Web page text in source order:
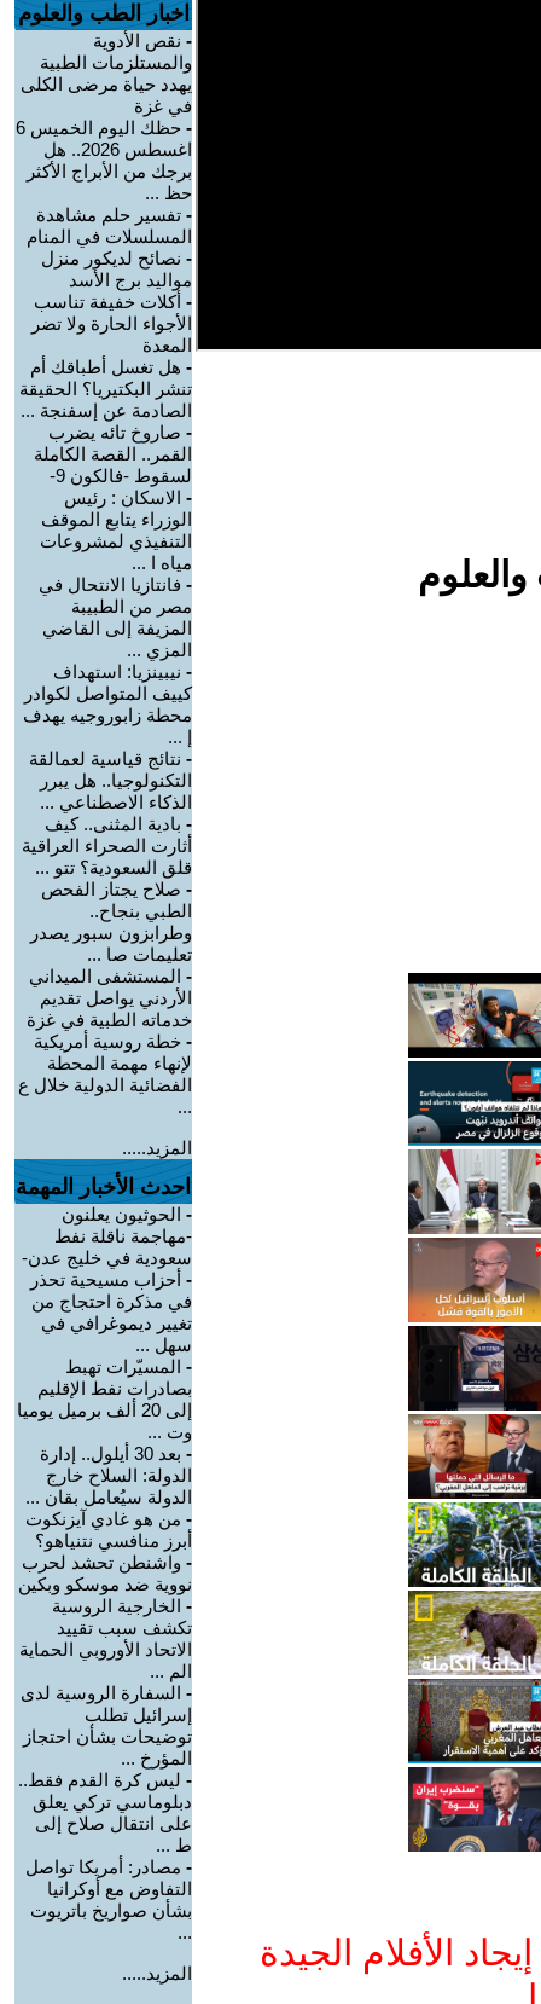
الأفلام الجيدة
اخبار الطب والعلوم
- نقص الأدوية
والمستلزمات الطبية
يهدد حياة مرضى الكلى
في غزة
-
حظك اليوم الخميس 6
اغسطس 2026.. هل
برجك من الأبراج الأكثر
حظ ...
- تفسير حلم مشاهدة
المسلسلات في المنام
- نصائح لديكور منزل
مواليد برج الأسد‎
- أكلات خفيفة تناسب
الأجواء الحارة ولا تضر
المعدة
- هل تغسل أطباقك أم
تنشر البكتيريا؟ الحقيقة
الصادمة عن إسفنجة ...
- صاروخ تائه يضرب
القمر.. القصة الكاملة
لسقوط -فالكون 9-
- الاسكان : رئيس
الوزراء يتابع الموقف
التنفيذي لمشروعات
مياه ا ...
- فانتازيا الانتحال في
مصر من الطبيبة
المزيفة إلى القاضي
المزي ...
- نيبينزيا: استهداف
كييف المتواصل لكوادر
محطة زابوروجيه يهدف
إ ...
- نتائج قياسية لعمالقة
التكنولوجيا.. هل يبرر
الذكاء الاصطناعي ...
- بادية المثنى.. كيف
أثارت الصحراء العراقية
قلق السعودية؟ تتو ...
- صلاح يجتاز الفحص
الطبي بنجاح..
وطرابزون سبور يصدر
تعليمات صا ...
- المستشفى الميداني
الأردني يواصل تقديم
خدماته الطبية في غزة
- خطة روسية أمريكية
لإنهاء مهمة المحطة
الفضائية الدولية خلال ع
...
المزيد.....
احدث الأخبار المهمة
- الحوثيون يعلنون
-مهاجمة ناقلة نفط
سعودية في خليج عدن-
- أحزاب مسيحية تحذر
في مذكرة احتجاج من
تغيير ديموغرافي في
سهل ...
- المسيّرات تهبط
بصادرات نفط الإقليم
إلى 20 ألف برميل يوميا
وت ...
-
بعد 30 أيلول.. إدارة
الدولة: السلاح خارج
الدولة سيُعامل بقان ...
- من هو غادي آيزنكوت
أبرز منافسي نتنياهو؟
- واشنطن تحشد لحرب
نووية ضد موسكو وبكين
- الخارجية الروسية
تكشف سبب تقييد
الاتحاد الأوروبي الحماية
الم ...
- السفارة الروسية لدى
إسرائيل تطلب
توضيحات بشأن احتجاز
المؤرخ ...
- ليس كرة القدم فقط..
دبلوماسي تركي يعلق
على انتقال صلاح إلى
ط ...
- مصادر: أمريكا تواصل
التفاوض مع أوكرانيا
بشأن صواريخ باتريوت
...
المزيد.....